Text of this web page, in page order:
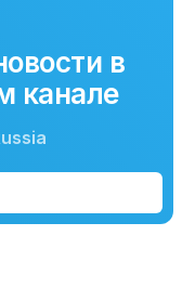
в
канале